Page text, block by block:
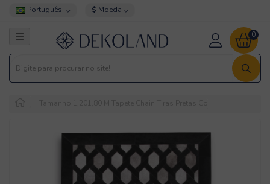
$ Moeda
0